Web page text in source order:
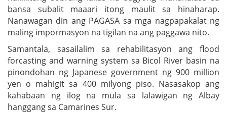
bansa subalit maaari itong maulit sa hinaharap.
Nanawagan din ang PAGASA sa mga nagpapakalat ng
maling impormasyon na tigilan na ang paggawa nito.
Samantala, sasailalim sa rehabilitasyon ang flood
forcasting and warning system sa Bicol River basin na
pinondohan ng Japanese government ng 900 million
yen o mahigit sa 400 milyong piso. Nasasakop ang
kahabaan ng ilog na mula sa lalawigan ng Albay
hanggang sa Camarines Sur.